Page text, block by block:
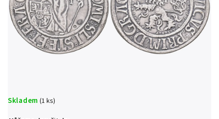
Skladem (1 ks)